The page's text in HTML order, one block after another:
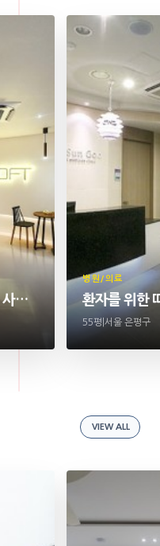
고급스러움과 편안함을 담은 사무실 인테리어
병원/의료
환자를 위한
55평 서울 은평구
VIEW ALL